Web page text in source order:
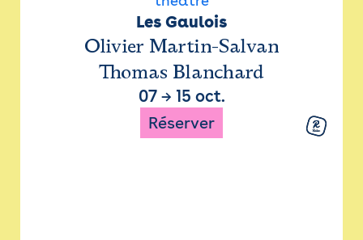
Les Gaulois
Olivier Martin-Salvan
Thomas Blanchard
07→ 15 oct.
Réserver